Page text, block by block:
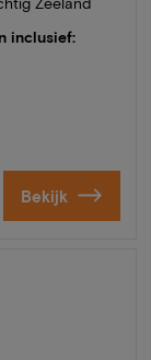
inclusief:
Bekijk